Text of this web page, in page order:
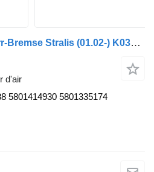
Dessiccateur d'air Knorr-Bremse Stralis (01.02-) K031708 K043851 pour camion IVECO Stralis, Trakker (2002-)
d'air
5801414930 5801335174